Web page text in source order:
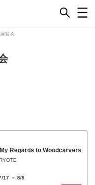
覧会
Regards to Woodcarvers
17 － 8/9